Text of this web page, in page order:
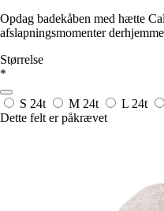
Opdag badekåben med hætte
afslapningsmomenter
Størrelse
*
S 24t M 24t L 24t
Dette felt er påkrævet